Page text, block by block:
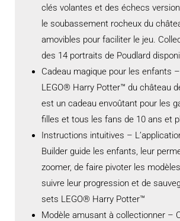
clés volantes et des échecs
le soubassement rocheux du
amovibles pour faciliter le jeu.
des 14 portraits de Poudlard
Cadeau magique pour les enfants
LEGO® Harry Potter™ du château
est un cadeau envoûtant pour les
filles et tous les fans de 10 ans et
Instructions intuitives –
Builder guide les enfants, leur
zoomer, de faire pivoter les
suivre leur progression et de
sets LEGO® Harry Potter™
Modèle amusant à collectionner –